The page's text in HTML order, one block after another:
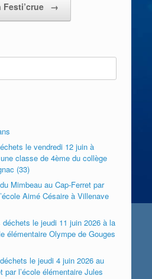
Festi’crue →
le vendredi 12 juin à
classe de 4ème du collège
(33)
Mimbeau au Cap-Ferret par
Aimé Césaire à Villenave
le jeudi 11 juin 2026 à la
élémentaire Olympe de Gouges
le jeudi 4 juin 2026 au
par l’école élémentaire Jules